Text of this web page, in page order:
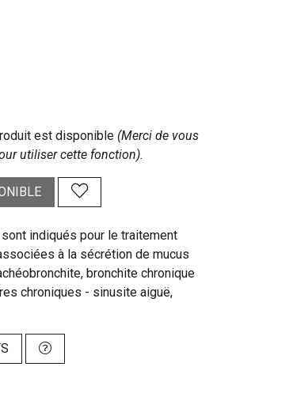
est disponible (Merci de vous
utiliser cette fonction).
indiqués pour le traitement
à la sécrétion de mucus
bronchite chronique
chroniques - sinusite aiguë,